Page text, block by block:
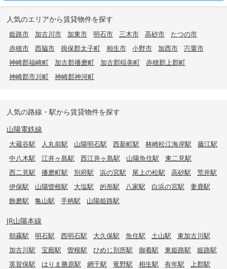
人気のエリアから賃貸物件を探す
姫路市 加古川市 加東市 明石市 三木市 高砂市
たつの市
赤穂市
西脇市 揖保郡太子町 相生市 小野市 加西市
宍粟市
神崎郡福崎町
加古郡播磨町 加古郡稲美町
赤穂郡上郡町
神崎郡市川町
神崎郡神河町
人気の路線・駅から賃貸物件を探す
山陽電鉄線
大蔵谷駅 人丸前駅 山陽明石駅 西新町駅 林崎松江海岸駅
藤江駅
中八木駅
江井ヶ島駅 西江井ヶ島駅 山陽魚住駅
東二見駅
西二見駅
播磨町駅 別府駅 浜の宮駅 尾上の松駅 高砂駅
荒井駅
伊保駅
山陽曽根駅 大塩駅 的形駅 八家駅 白浜の宮駅
妻鹿駅
飾磨駅
亀山駅 手柄駅 山陽姫路駅
JR山陽本線
朝霧駅 明石駅 西明石駅 大久保駅 魚住駅 土山駅
東加古川駅
加古川駅
宝殿駅 曽根駅 ひめじ別所駅 御着駅 東姫路駅
姫路駅
英賀保駅
はりま勝原駅 網干駅 竜野駅 相生駅 有年駅 上郡駅